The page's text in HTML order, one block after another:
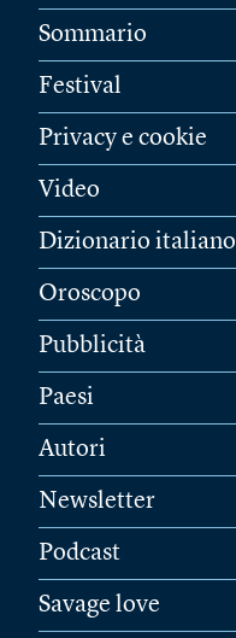
Sommario
Festival
Privacy e cookie
Video
Dizionario italiano
Oroscopo
Pubblicità
Paesi
Autori
Newsletter
Podcast
Savage love